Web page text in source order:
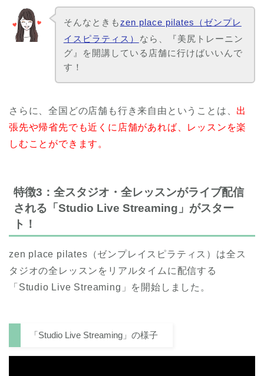
そんなときもzen place pilates（ゼンプレ
イスピラティス）
なら、『美尻トレーニン
グ』を開講している店舗に行けばいいんで
す！
さらに、全国どの店舗も行き来自由ということは、 出
張先や帰省先でも近くに店舗があれば、レッスンを楽
しむことができます。
特徴3：全スタジオ・全レッスンがライブ配信
される「Studio Live Streaming」がスター
ト！
zen place pilates（ゼンプレイスピラティス）は全ス
タジオの全レッスンをリアルタイムに配信する
「Studio Live Streaming」を開始しました。
「Studio Live Streaming」の様子